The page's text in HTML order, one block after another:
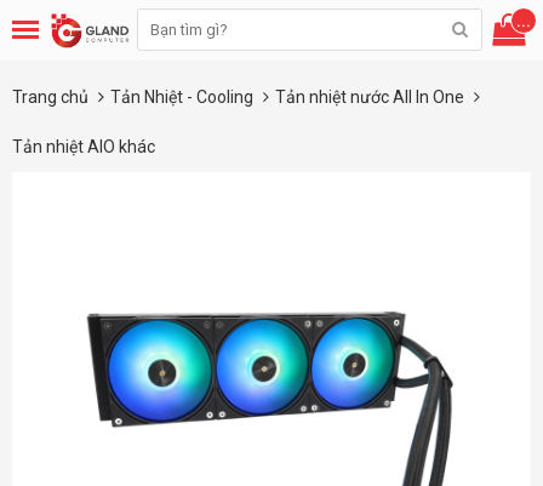
...
Trang chủ Tản Nhiệt - Cooling Tản nhiệt nước All In One
Tản nhiệt AIO khác